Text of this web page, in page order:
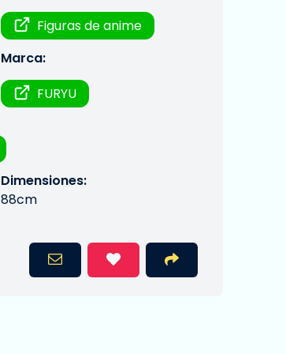
Figuras de anime
Marca:
FURYU
Dimensiones:
88cm